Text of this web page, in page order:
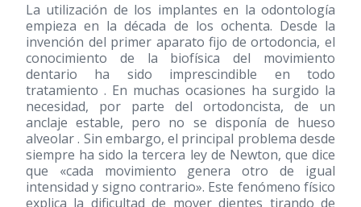
La utilización de los implantes en la odontología
empieza en la década de los ochenta. Desde la
invención del primer aparato fijo de ortodoncia, el
conocimiento de la biofísica del movimiento
dentario ha sido imprescindible en todo
tratamiento . En muchas ocasiones ha surgido la
necesidad, por parte del ortodoncista, de un
anclaje estable, pero no se disponía de hueso
alveolar . Sin embargo, el principal problema desde
siempre ha sido la tercera ley de Newton, que dice
que «cada movimiento genera otro de igual
intensidad y signo contrario». Este fenómeno físico
explica la dificultad de mover dientes tirando de